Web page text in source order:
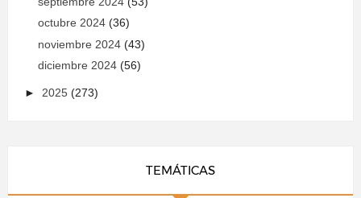
octubre 2024 (36)
noviembre 2024 (43)
diciembre 2024 (56)
► 2025 (273)
TEMÁTICAS